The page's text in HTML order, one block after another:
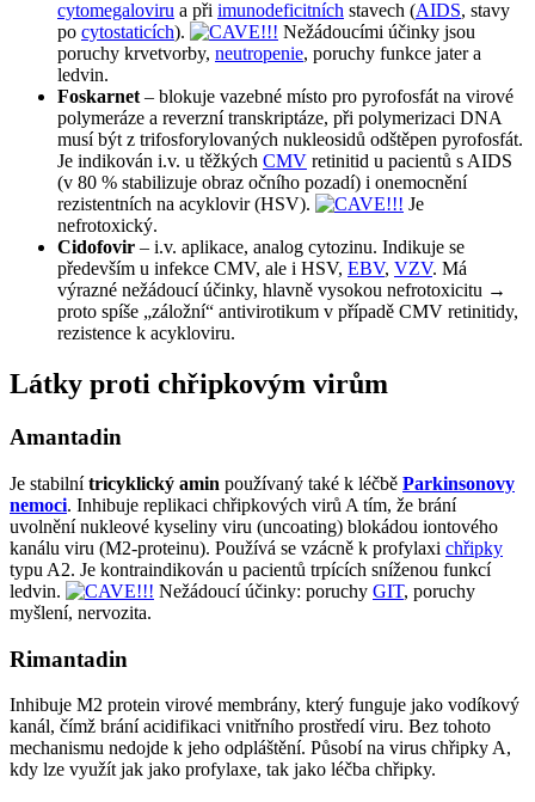
cytomegaloviru a při imunodeficitních stavech (AIDS, stavy
po cytostaticích).
Nežádoucími účinky jsou
poruchy krvetvorby, neutropenie, poruchy funkce jater a
ledvin.
Foskarnet– blokuje vazebné místo pro pyrofosfát na virové
polymeráze a reverzní transkriptáze, při polymerizaci DNA
musí být z trifosforylovaných nukleosidů odštěpen pyrofosfát.
Je indikován i.v. u těžkých CMV retinitid u pacientů s AIDS
(v 80 % stabilizuje obraz očního pozadí) i onemocnění
rezistentních na acyklovir (HSV).
Je
nefrotoxický.
Cidofovir – i.v. aplikace, analog cytozinu. Indikuje se
především u infekce CMV, ale i HSV, EBV, VZV. Má
výrazné nežádoucí účinky, hlavně vysokou nefrotoxicitu →
proto spíše „záložní“ antivirotikum v případě CMV retinitidy,
rezistence k acykloviru.
Látky proti chřipkovým virům
Amantadin
Je stabilnítricyklický amin používaný také k léčbě Parkinsonovy
nemoci. Inhibuje replikaci chřipkových virů A tím, že brání
uvolnění nukleové kyseliny viru (uncoating) blokádou iontového
kanálu viru (M2-proteinu). Používá se vzácně k profylaxi chřipky
typu A2. Je kontraindikován u pacientů trpících sníženou funkcí
ledvin.
Nežádoucí účinky: poruchy GIT, poruchy
myšlení, nervozita.
Rimantadin
Inhibuje M2 protein virové membrány, který funguje jako vodíkový
kanál, čímž brání acidifikaci vnitřního prostředí viru. Bez tohoto
mechanismu nedojde k jeho odpláštění. Působí na virus chřipky A,
kdy lze využít jak jako profylaxe, tak jako léčba chřipky.